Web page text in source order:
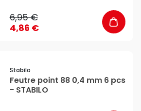
6,95 €
4,86 €
Stabilo
Feutre point 88 0,4 mm 6 pcs
- STABILO